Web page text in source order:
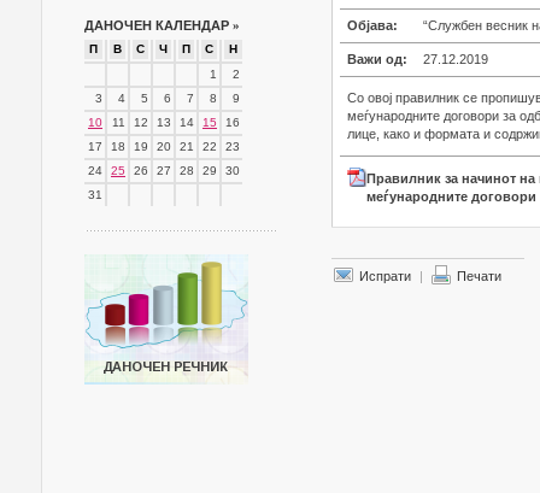
ДАНОЧЕН КАЛЕНДАР »
П В С Ч П С
Н
1
2
3
4 5 6 7 8
9
10
11 12 13 14 15
16
17
18 19 20 21 22
23
24
25 26 27 28 29
30
31
Објава: “Службен весник
Важи од: 27.12.2019
Со овој правилник се
меѓународните договори за
лице, како и формата и
Правилник за начинот
меѓународните
Испрати | Печати